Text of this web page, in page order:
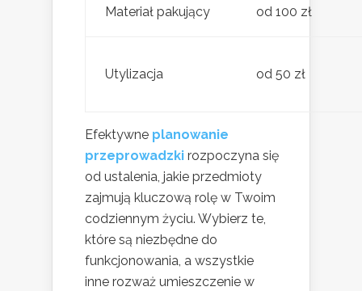
Materiał pakujący od 100 zł
Utylizacja od 50 zł
Efektywne planowanie
przeprowadzki rozpoczyna się
od ustalenia, jakie przedmioty
zajmują kluczową rolę w Twoim
codziennym życiu. Wybierz te,
które są niezbędne do
funkcjonowania, a wszystkie
inne rozważ umieszczenie w